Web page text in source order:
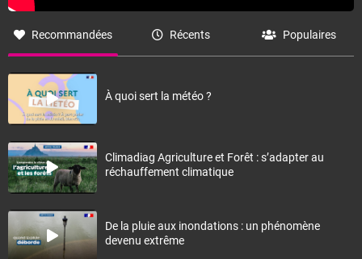
Recommandées Récents Populaires
À quoi sert la météo ?
Climadiag Agriculture et Forêt : s’adapter au
réchauffement climatique
De la pluie aux inondations : un phénomène
devenu extrême